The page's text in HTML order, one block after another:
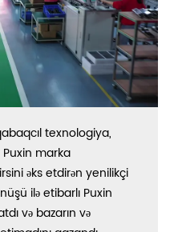
texnologiya,
marka
əks etdirən yenilikçi
ilə etibarlı Puxin
və bazarın və